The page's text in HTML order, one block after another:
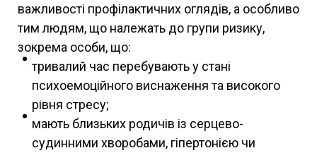
важливості профілактичних оглядів, а особливо
тим людям, що належать до групи ризику,
зокрема особи, що:
тривалий час перебувають у стані
психоемоційного виснаження та високого
рівня стресу;
мають близьких родичів із серцево-
судинними хворобами, гіпертонією чи